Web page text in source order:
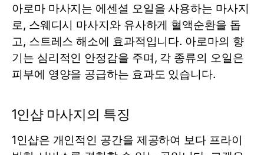
아로마 마사지는 에센셜 오일을 사용하는 마사지
로, 스웨디시 마사지와 유사하게 혈액순환을 돕
고, 스트레스 해소에 효과적입니다. 아로마의 향
기는 심리적인 안정감을 주며, 각 종류의 오일은
피부에 영양을 공급하는 효과도 있습니다.
1인샵 마사지의 특징
1인샵은 개인적인 공간을 제공하여 보다 프라이